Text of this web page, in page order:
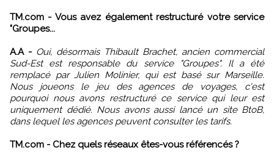
TM.com - Vous avez également restructuré votre service
"Groupes...
A.A - Oui, désormais Thibault Brachet, ancien commercial
Sud-Est est responsable du service "Groupes". Il a été
remplacé par Julien Molinier, qui est basé sur Marseille.
Nous joueons le jeu des agences de voyages, c'est
pourquoi nous avons restructuré ce service qui leur est
uniquement dédié. Nous avons aussi lancé un site BtoB,
dans lequel les agences peuvent consulter les tarifs.
TM.com - Chez quels réseaux êtes-vous référencés ?